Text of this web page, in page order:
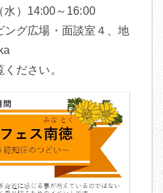
）14:00～16:00
グ広場・面談室４、地
ださい。